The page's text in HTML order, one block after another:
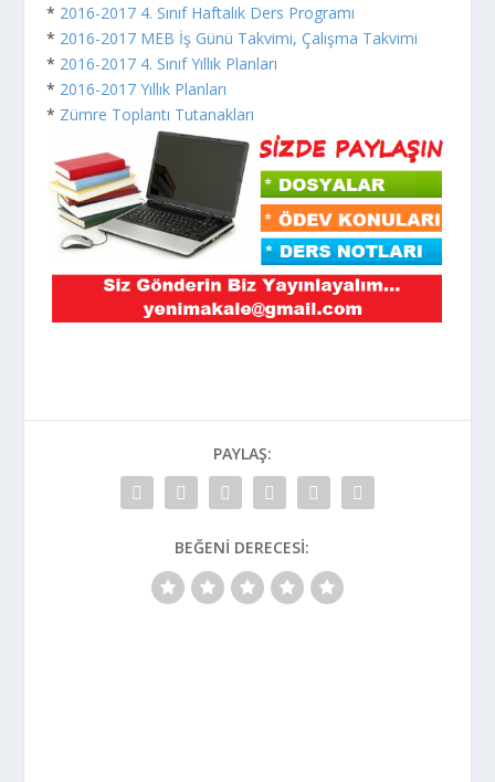
* 2016-2017 4. Sınıf Haftalık Ders Programı
* 2016-2017 MEB İş Günü Takvimi, Çalışma Takvimi
* 2016-2017 4. Sınıf Yıllık Planları
* 2016-2017 Yıllık Planları
* Zümre Toplantı Tutanakları
PAYLAŞ:
BEĞENI DERECESI: